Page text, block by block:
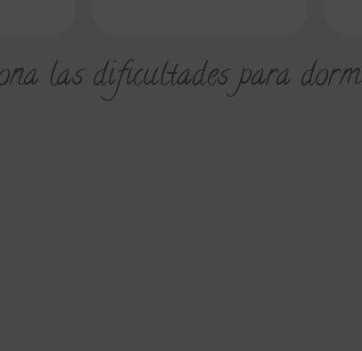
las dificultades para